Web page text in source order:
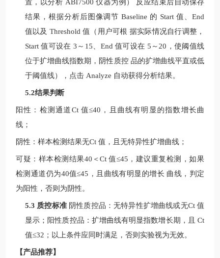
置，以分析 ABI7500仪器为例）
反应结束后自动保存
结果，根据分析后图像调节Baseline 的 Start值、End
值以及 Threshold值（用户可根 据实际情况自行调整，
Start值可设在 3 ～ 15 End 值可设在 5 ～ 20 ，使阈值线
位于扩增曲线指数期，阴性质控品的扩增曲线平直或低
于阈值线），点击 Analyze 自动获得分析结果。
5.2结果判断
阳性：检测通道Ct 值≤40 ，且曲线有明显的指数增长曲
线；
阴性：样本检测结果无Ct 值，且无特异性扩增曲线；
可疑：样本检测结果40 ＜Ct值≤45 ，建议重复检测，如果
检测通道仍为40值≤45 ，且曲线有明显的增长 曲线，判定
为阳性，否则为阴性。
5.3 质控标准 阴性质控品：无特异性扩增曲线或无Ct值
显示；阳性质控品：扩增曲线有明显指数增长期，且 Ct
值≤32 ；以上条件应同时满足，否则实验视为无效。
【产品推荐】